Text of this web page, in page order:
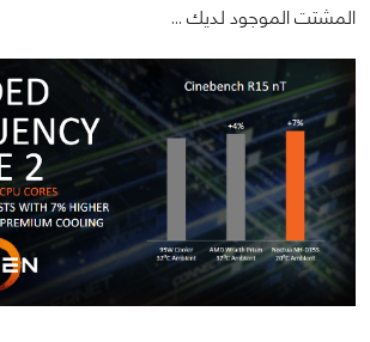
المشتت الموجود لديك ...